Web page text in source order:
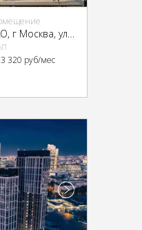
320 руб/мес